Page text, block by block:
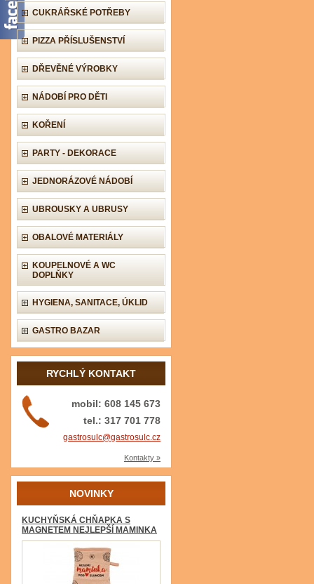
CUKRÁŘSKÉ POTŘEBY
PIZZA PŘÍSLUŠENSTVÍ
DŘEVĚNÉ VÝROBKY
NÁDOBÍ PRO DĚTI
KOŘENÍ
PARTY - DEKORACE
JEDNORÁZOVÉ NÁDOBÍ
UBROUSKY A UBRUSY
OBALOVÉ MATERIÁLY
KOUPELNOVÉ A WC
DOPLŇKY
HYGIENA, SANITACE, ÚKLID
GASTRO BAZAR
RYCHLÝ KONTAKT
mobil: 608 145 673
tel.: 317 701 778
gastrosulc@gastrosulc.cz
Kontakty »
NOVINKY
KUCHYŇSKÁ CHŇAPKA S
MAGNETEM NEJLEPŠÍ MAMINKA